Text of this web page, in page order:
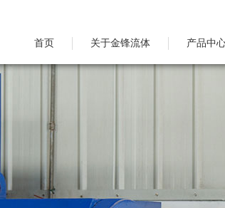
首页 关于金锋流体 产品中